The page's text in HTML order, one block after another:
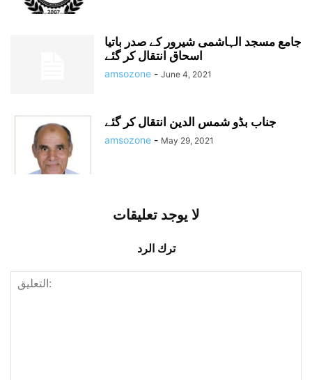
جامع مسجد الہاشمی شیرور کے صدر باتیا
اسحاق انتقال کر گئے
amsozone - June 4, 2021
جناب بڈو شمس الدین انتقال کر گئے
amsozone - May 29, 2021
لا يوجد تعليقات
ترك الرد